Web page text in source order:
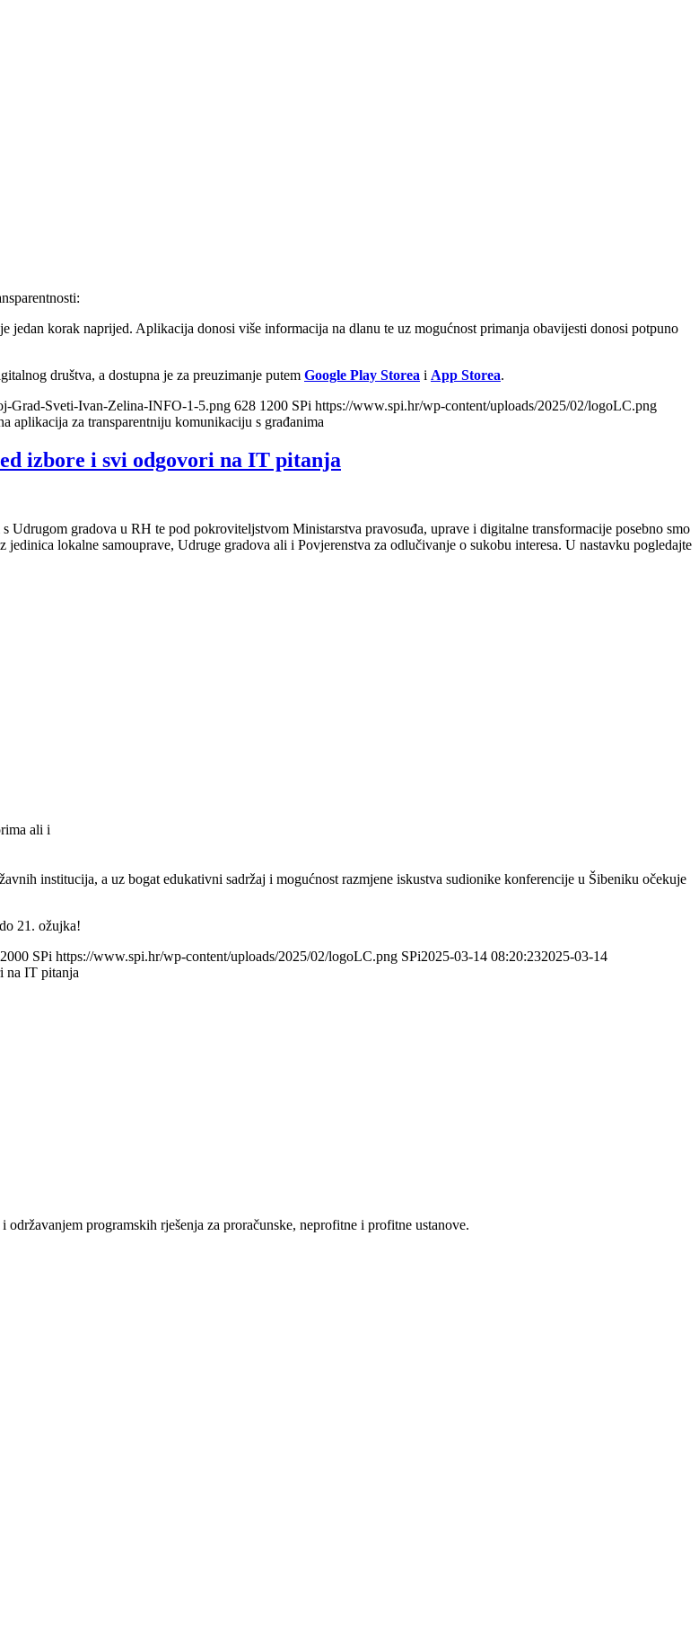
jedan korak naprijed. Aplikacija donosi više informacija na dlanu te uz mogućnost primanja obavijesti donosi potpuno
društva, a dostupna je za preuzimanje putem Google Play Storea i App Storea.
Grad-Sveti-Ivan-Zelina-INFO-1-5.png 628 1200 SPi https://www.spi.hr/wp-content/uploads/2025/02/logoLC.png
za transparentniju komunikaciju s građanima
izbore i svi odgovori na IT pitanja
gradova u RH te pod pokroviteljstvom Ministarstva pravosuđa, uprave i digitalne transformacije posebno smo
lokalne samouprave, Udruge gradova ali i Povjerenstva za odlučivanje o sukobu interesa. U nastavku pogledajte
ali i
institucija, a uz bogat edukativni sadržaj i mogućnost razmjene iskustva sudionike konferencije u Šibeniku očekuje
21. ožujka!
2000 SPi https://www.spi.hr/wp-content/uploads/2025/02/logoLC.png SPi2025-03-14 08:20:232025-03-14
IT pitanja
programskih rješenja za proračunske, neprofitne i profitne ustanove.